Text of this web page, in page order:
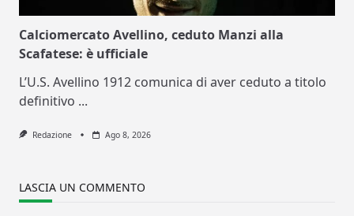
Calciomercato Avellino, ceduto Manzi alla
Scafatese: è ufficiale
L’U.S. Avellino 1912 comunica di aver ceduto a titolo
definitivo ...
Redazione Ago 8, 2026
LASCIA UN COMMENTO